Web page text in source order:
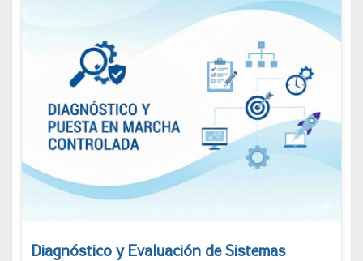
Diagnóstico y Evaluación de Sistemas